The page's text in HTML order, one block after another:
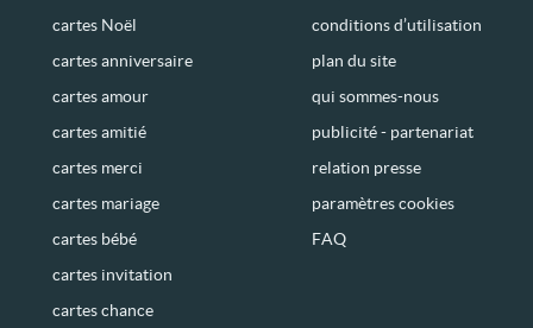
cartes Noël
cartes anniversaire
cartes amour
cartes amitié
cartes merci
cartes mariage
cartes bébé
cartes invitation
cartes chance
conditions d’utilisation
plan du site
qui sommes-nous
publicité - partenariat
relation presse
paramètres cookies
FAQ